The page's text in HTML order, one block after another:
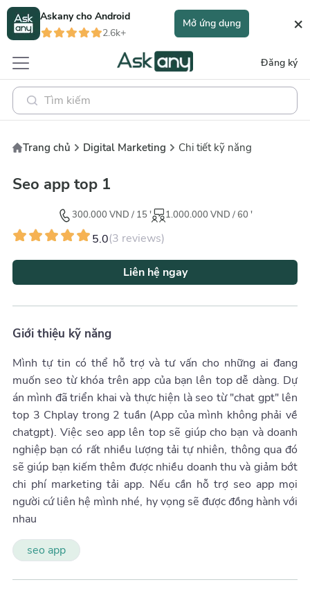
Askany cho Android
2.6k+
Mở ứng dụng ×
Đăng ký
Trang chủ Digital Marketing Chi tiết kỹ năng
Seo app top 1
300.000 VND / 15' 1.000.000 VND /60 '
5.0(3 reviews)
Liên hệ ngay
Giới thiệu kỹ năng
Mình tự tin có thể hỗ trợ và tư vấn cho những ai đang
muốn seo từ khóa trên app của bạn lên top dễ dàng. Dự
án mình đã triển khai và thực hiện là seo từ "chat gpt" lên
top 3 Chplay trong 2 tuần (App của mình không phải về
chatgpt). Việc seo app lên top sẽ giúp cho bạn và doanh
nghiệp bạn có rất nhiều lượng tải tự nhiên, thông qua đó
sẽ giúp bạn kiếm thêm được nhiều doanh thu và giảm bớt
chi phí marketing tải app. Nếu cần hỗ trợ seo app mọi
người cứ liên hệ mình nhé, hy vọng sẽ được đồng hành với
nhau
seo app